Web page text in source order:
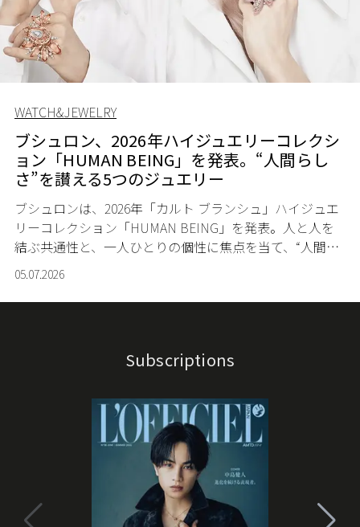
WATCH&JEWELRY
ブシュロン、2026年ハイジュエリーコレクシ
ョン「HUMAN BEING」を発表。“人間らし
さ”を讃える5つのジュエリー
ブシュロンは、2026年「カルト ブランシュ」ハイジュエ
リーコレクション「HUMAN BEING」を発表。人と人を
結ぶ共通性と、一人ひとりの個性に焦点を当て、“人間と
いう存在そのもの”を讃える5つのジュエリーセットを披
露した。
05.07.2026
Subscriptions